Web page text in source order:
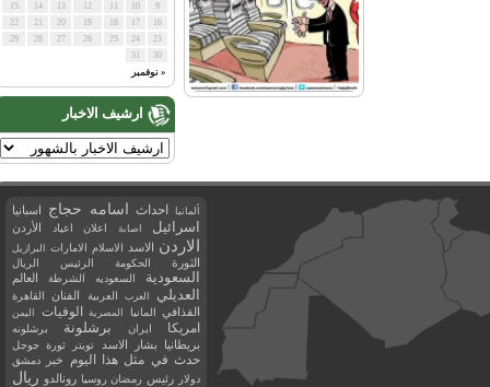
« نوفمبر
ارشيف الاخبار
ألمانيا احداث اسامه حجاج اسبانيا
اسرائيل اصابة اعلان اعياد الأردن
الاردن الاسد الاسلام الامارات البرازيل
الثورة الحكومة الرئيس الريال
السعودية السعوديه الشرطة العالم
العديلي العرب العربية الفنان القاهرة
القذافي المانيا المصرية الوفيات اليمن
امريكا ايران برشلونة برشلونه
بريطانيا بشار الاسد تويتر ثورة جوجل
حدث في مثل هذا اليوم خبر دمشق
دولار رئيس رمضان روسيا رونالدو ريال